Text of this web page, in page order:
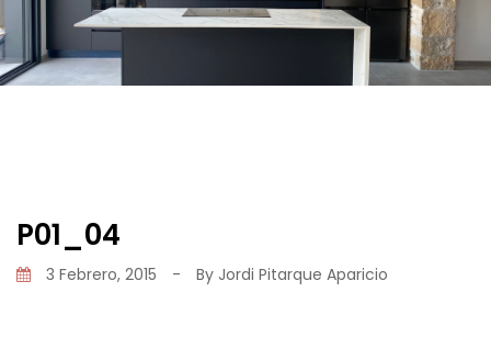
P01_04
3 Febrero, 2015 - By Jordi Pitarque Aparicio